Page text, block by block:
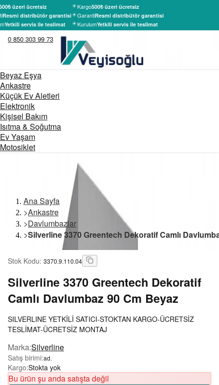
üzeri ücretsiz
Resmi distribütör garantisi
Yetkili servis ile teslimat
Kargo500₺ üzeri ücretsiz
GarantiResmi distribütör garantisi
KurulumYetkili servis ile teslimat
0 850 303 99 73
Beyaz Eşya
Ankastre
Küçük Ev Aletleri
Elektronik
Kişisel Bakım
Isıtma & Soğutma
Ev Yaşam
Motosiklet
Ana Sayfa
>Ankastre
>Davlumbazlar
>Silverline 3370 Greentech Dekoratif Camlı
Stok Kodu: 3370.9.110.04
Silverline 3370 Greentech Dekoratif
Camlı Davlumbaz 90 Cm Beyaz
SILVERLINE YETKİLİ SATICI-STOKTAN KARGO-ÜCRETSİZ
TESLİMAT-ÜCRETSİZ MONTAJ
Marka:Silverline
Satış birimi:ad.
Kargo:Stokta yok
Bu ürün şu anda satışta değil